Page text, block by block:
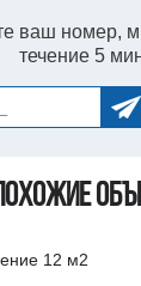
ваш номер,
течение 5